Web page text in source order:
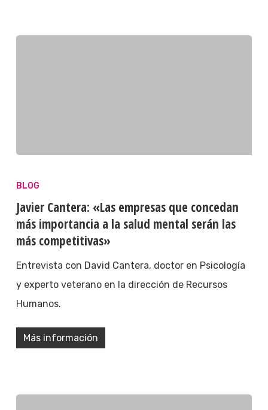
BLOG
Javier Cantera: «Las empresas que concedan
más importancia a la salud mental serán las
más competitivas»
Entrevista con David Cantera, doctor en Psicología
y experto veterano en la dirección de Recursos
Humanos.
Más información